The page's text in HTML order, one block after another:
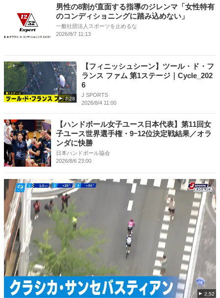
男性の8割が直面する指導のジレンマ「女性特有
のコンディショニングに踏み込めない」
一般社団法人スポーツを止めるな
2026/8/7 11:13
3:28
【フィニッシュシーン】ツール・ド・フ
ランス ファム 第1ステージ｜Cycle_202
6
J SPORTS
2026/8/4 11:00
【ハンドボール女子ユース日本代表】第11回女
子ユース世界選手権・9ｰ12位決定戦結果／オラ
ンダに快勝
日本ハンドボール協会
2026/8/6 23:00
2:52